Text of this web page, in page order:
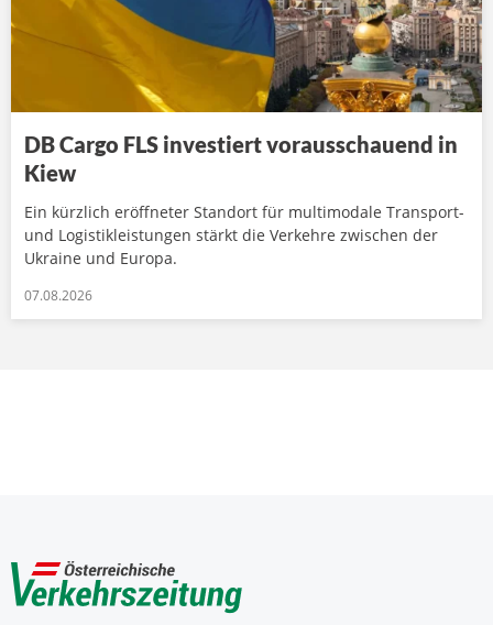
DB Cargo FLS investiert vorausschauend in
Kiew
Ein kürzlich eröffneter Standort für multimodale Transport-
und Logistikleistungen stärkt die Verkehre zwischen der
Ukraine und Europa.
07.08.2026